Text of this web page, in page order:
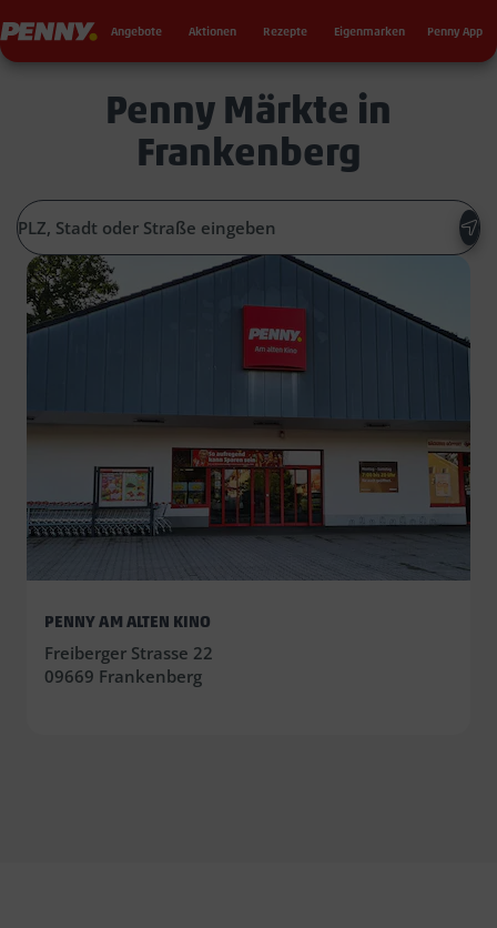
Penny Angebote Aktionen Rezepte Eigenmarken Penny App
Penny Märkte in
Frankenberg
PENNY AM ALTEN KINO
Freiberger Strasse 22
09669 Frankenberg